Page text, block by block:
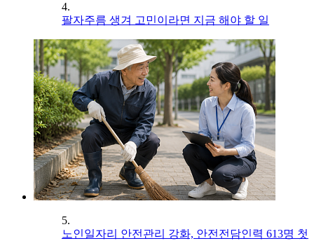
4.
팔자주름 생겨 고민이라면 지금 해야 할 일
5.
노인일자리 안전관리 강화, 안전전담인력 613명 첫